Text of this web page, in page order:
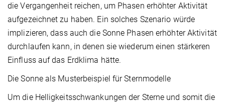
die Vergangenheit reichen, um Phasen erhöhter Aktivität
aufgezeichnet zu haben. Ein solches Szenario würde
implizieren, dass auch die Sonne Phasen erhöhter Aktivität
durchlaufen kann, in denen sie wiederum einen stärkeren
Einfluss auf das Erdklima hätte.
Die Sonne als Musterbeispiel für Sternmodelle
Um die Helligkeitsschwankungen der Sterne und somit die